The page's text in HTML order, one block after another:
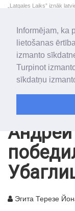
Informējam, ka
lietošanas
izmanto
Turpinot
sīkdatņu
„Latgales Laiks” iznāk
„Latgales Laiks” latviešu
2026. gada 7.
Piektdiena
Alfrēds, Fredis,
Эгита Терезе